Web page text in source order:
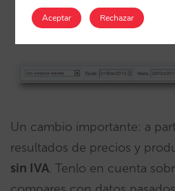
De las fechas
Un cambio importante: a
resultados de precios y
sin IVA. Tenlo en cuenta
Aceptar Rechazar